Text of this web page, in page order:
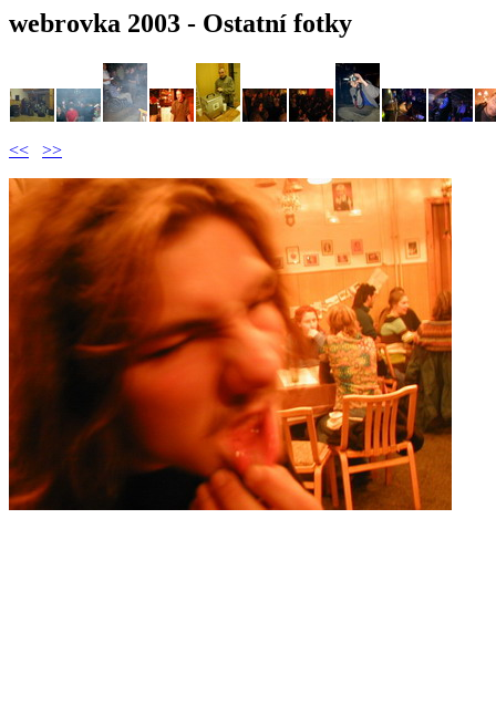
webrovka 2003 - Ostatní fotky
<< >>